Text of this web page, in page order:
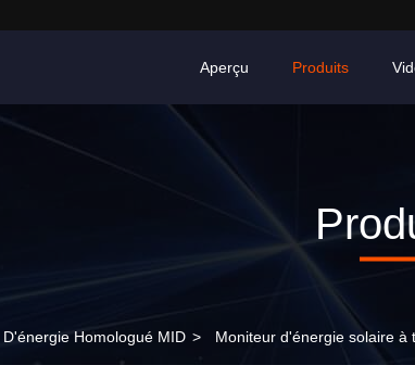
Aperçu Produits
Homologué MID > Moniteur d'énergie solaire à